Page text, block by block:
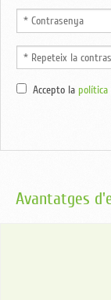
Accepto la
Avantatges